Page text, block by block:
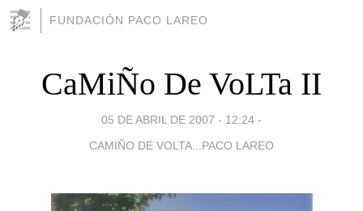
FUNDACIÓN PACO LAREO
CaMiÑo De VoLTa II
05 DE ABRIL DE 2007 - 12:24 -
CAMIÑO DE VOLTA...PACO LAREO